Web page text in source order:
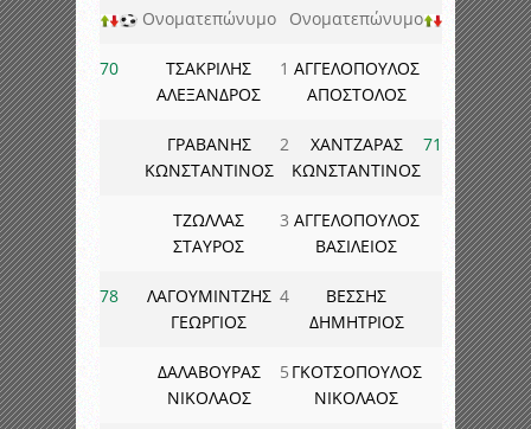
Ονοματεπώνυμο
Ονοματεπώνυμο
70
ΤΣΑΚΡΙΛΗΣ
ΑΛΕΞΑΝΔΡΟΣ
1 ΑΓΓΕΛΟΠΟΥΛΟΣ
ΑΠΟΣΤΟΛΟΣ
ΓΡΑΒΑΝΗΣ
ΚΩΝΣΤΑΝΤΙΝΟΣ
2
ΧΑΝΤΖΑΡΑΣ
ΚΩΝΣΤΑΝΤΙΝΟΣ
71
ΤΖΩΛΛΑΣ
ΣΤΑΥΡΟΣ
3 ΑΓΓΕΛΟΠΟΥΛΟΣ
ΒΑΣΙΛΕΙΟΣ
78
ΛΑΓΟΥΜΙΝΤΖΗΣ
ΓΕΩΡΓΙΟΣ
4
ΒΕΣΣΗΣ
ΔΗΜΗΤΡΙΟΣ
ΔΑΛΑΒΟΥΡΑΣ
ΝΙΚΟΛΑΟΣ
5 ΓΚΟΤΣΟΠΟΥΛΟΣ
ΝΙΚΟΛΑΟΣ